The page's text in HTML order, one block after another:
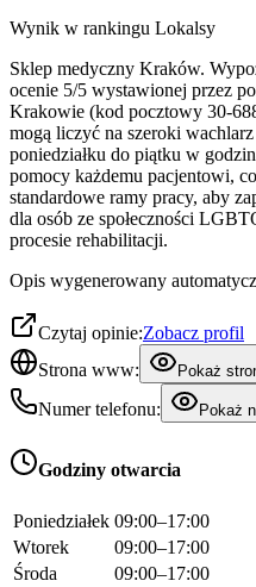
Wynik w rankingu Lokalsy
Sklep medyczny Kraków.
ocenie 5/5 wystawionej przez
Krakowie (kod pocztowy 30-
mogą liczyć na szeroki
poniedziałku do piątku w
pomocy każdemu pacjentowi,
standardowe ramy pracy, aby
dla osób ze społeczności
procesie rehabilitacji.
Opis wygenerowany
Czytaj opinie:Zobacz profil
Strona www:
Pokaż
Numer telefonu: Pokaż
Godziny otwarcia
Poniedziałek 09:00–17:00
Wtorek
09:00–17:00
Środa
09:00–17:00